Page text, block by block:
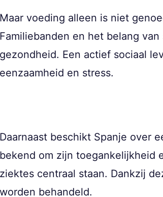
Maar voeding alleen is niet
Familiebanden en het belang
gezondheid. Een actief sociaal
eenzaamheid en stress.
Daarnaast beschikt Spanje over
bekend om zijn toegankelijkheid
ziektes centraal staan. Dankzij
worden behandeld.